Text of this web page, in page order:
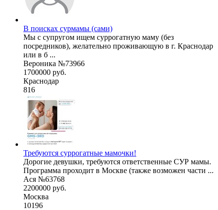
В поисках сурмамы (сами)
Мы с супругом ищем суррогатную маму (без
посредников), желательно проживающую в г. Краснодар
или в б ...
Вероника №73966
1700000 руб.
Краснодар
816
Требуются суррогатные мамочки!
Дорогие девушки, требуются ответственные СУР мамы.
Программа проходит в Москве (также возможен части ...
Ася №63768
2200000 руб.
Москва
10196